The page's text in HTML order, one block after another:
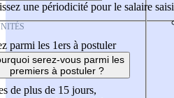
une périodicité pour le salaire saisi
parmi les 1ers à postuler
serez-vous parmi les
premiers à postuler ?
de plus de 15 jours,